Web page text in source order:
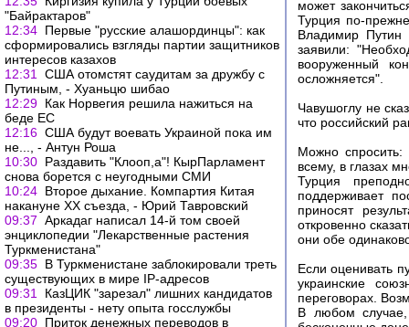
"Байрактаров"
12:34 Первые "русские алашординцы": как
сформировались взгляды партии защитников
интересов казахов
12:31
США отомстят саудитам за дружбу с
Путиным, - Хуаньцю шибао
12:29 Как Норвегия решила нажиться на
беде ЕС
12:16 США будут воевать Украиной пока им
не..., - Антун Роша
10:30 Раздавить "Клооп,а"! КырПарламент
снова борется с неугодными СМИ
10:24 Второе дыхание. Компартия Китая
накануне ХХ съезда, - Юрий Тавровский
09:37 Аркадаг написал 14-й том своей
энциклопедии "Лекарственные растения
Туркменистана"
09:35 В Туркменистане заблокировали треть
существующих в мире IP-адресов
09:31
КазЦИК "зарезал" лишних кандидатов
в президенты - нету опыта госслужбы
09:20 Приток денежных переводов в
может
Турция по-
Владимир Путин
заявили:
вооруженный
осложняется".
Чавушоглу не
что российский
Можно спросить:
всему, в глазах
Турция
поддерживает
приносят
откровенно
они обе
Если оценивать
украинские
переговорах.
В любом